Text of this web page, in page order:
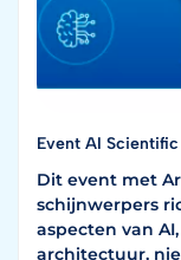
Event AI
Dit event met
schijnwerpers
aspecten van
architectuur,